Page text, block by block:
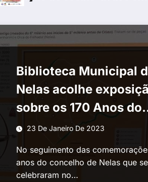
Biblioteca Municipal
Nelas acolhe
sobre os 170 Anos do
Concelho
23 De Janeiro De 2023
No seguimento das
anos do concelho de Nelas que se
celebraram no…